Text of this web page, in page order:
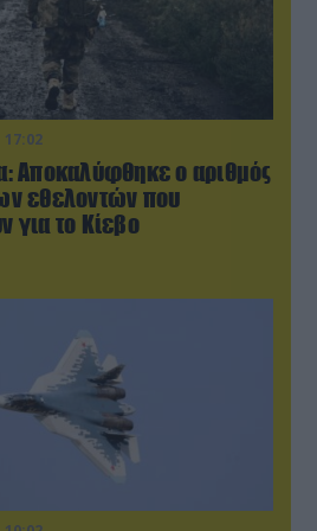
17:02
Αποκαλύφθηκε ο αριθμός
εθελοντών που
για το Κίεβο